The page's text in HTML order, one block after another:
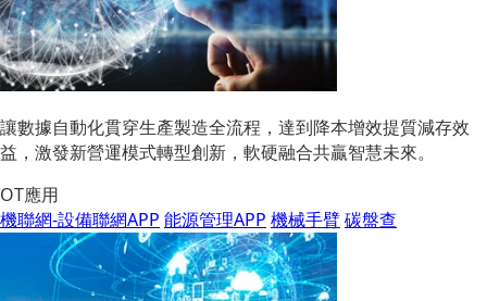
讓數據自動化貫穿生產製造全流程，達到降本增效提質減存效
益，激發新營運模式轉型創新，軟硬融合共贏智慧未來。
OT應用
機聯網-設備聯網APP 能源管理APP 機械手臂碳盤查